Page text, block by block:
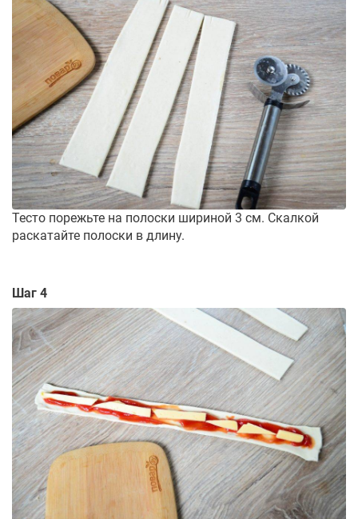
Тесто порежьте на полоски шириной 3 см. Скалкой
раскатайте полоски в длину.
Шаг 4